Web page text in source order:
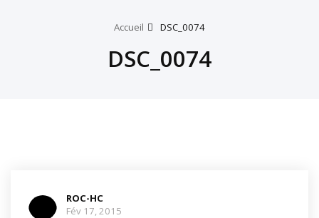
Accueil DSC_0074
DSC_0074
ROC-HC
Fév 17, 2015